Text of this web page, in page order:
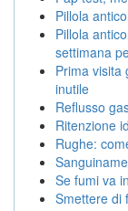
Pillola
Pillola
settimana
Prima visita
inutile
Reflusso
Ritenzione
Rughe:
Se fumi va
Smettere di